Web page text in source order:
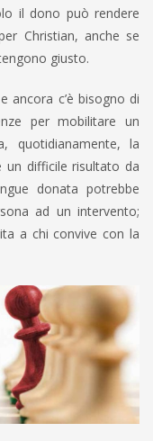
il dono può rendere
Christian, anche se
giusto.
ancora c’è bisogno di
per mobilitare un
quotidianamente, la
un difficile risultato da
donata potrebbe
ad un intervento;
a chi convive con la